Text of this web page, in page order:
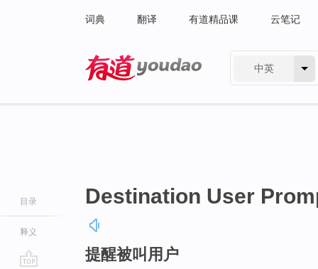
词典 翻译 有道精品课 云笔记
中英
目录
释义
Destination User
提醒被叫用户